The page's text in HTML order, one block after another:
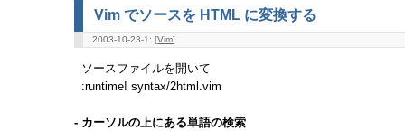
Vim でソースを HTML に変換する
2003-10-23-1: [Vim]
ソースファイルを開いて
:runtime! syntax/2html.vim
- カーソルの上にある単語の検索